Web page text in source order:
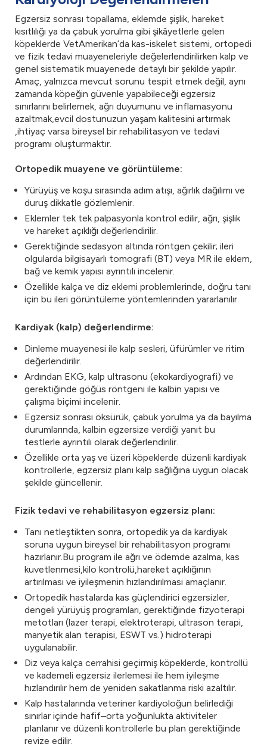
Egzersiz sonrası topallama, eklemde şişlik, hareket
kısıtlılığı ya da çabuk yorulma gibi şikâyetlerle gelen
köpeklerde VetAmerikan’da kas-iskelet sistemi, ortopedi
ve fizik tedavi muayeneleriyle değelerlendirilirken kalp ve
genel sistematik muayenede detaylı bir şekilde yapılır.
Amaç, yalnızca mevcut sorunu tespit etmek değil, aynı
zamanda köpeğin güvenle yapabileceği egzersiz
sınırlarını belirlemek, ağrı duyumunu ve inflamasyonu
azaltmak,evcil dostunuzun yaşam kalitesini artırmak
,ihtiyaç varsa bireysel bir rehabilitasyon ve tedavi
programı oluşturmaktır.
Ortopedik muayene ve görüntüleme:
Yürüyüş ve koşu sırasında adım atışı, ağırlık dağılımı ve
duruş dikkatle gözlemlenir.
Eklemler tek tek palpasyonla kontrol edilir, ağrı, şişlik
ve hareket açıklığı değerlendirilir.
Gerektiğinde sedasyon altında röntgen çekilir; ileri
olgularda bilgisayarlı tomografi (BT) veya MR ile eklem,
bağ ve kemik yapısı ayrıntılı incelenir.
Özellikle kalça ve diz eklemi problemlerinde, doğru tanı
için bu ileri görüntüleme yöntemlerinden yararlanılır.
Kardiyak (kalp) değerlendirme:
Dinleme muayenesi ile kalp sesleri, üfürümler ve ritim
değerlendirilir.
Ardından EKG, kalp ultrasonu (ekokardiyografi) ve
gerektiğinde göğüs röntgeni ile kalbin yapısı ve
çalışma biçimi incelenir.
Egzersiz sonrası öksürük, çabuk yorulma ya da bayılma
durumlarında, kalbin egzersize verdiği yanıt bu
testlerle ayrıntılı olarak değerlendirilir.
Özellikle orta yaş ve üzeri köpeklerde düzenli kardiyak
kontrollerle, egzersiz planı kalp sağlığına uygun olacak
şekilde güncellenir.
Fizik tedavi ve rehabilitasyon egzersiz planı:
Tanı netleştikten sonra, ortopedik ya da kardiyak
soruna uygun bireysel bir rehabilitasyon programı
hazırlanır.Bu program ile ağrı ve ödemde azalma, kas
kuvetlenmesi,kilo kontrolü,hareket açıklığının
artırılması ve iyileşmenin hızlandırılması amaçlanır.
Ortopedik hastalarda kas güçlendirici egzersizler,
dengeli yürüyüş programları, gerektiğinde fizyoterapi
metotları (lazer terapi, elektroterapi, ultrason terapi,
manyetik alan terapisi, ESWT vs.) hidroterapi
uygulanabilir.
Diz veya kalça cerrahisi geçirmiş köpeklerde, kontrollü
ve kademeli egzersiz ilerlemesi ile hem iyileşme
hızlandırılır hem de yeniden sakatlanma riski azaltılır.
Kalp hastalarında veteriner kardiyoloğun belirlediği
sınırlar içinde hafif–orta yoğunlukta aktiviteler
planlanır ve düzenli kontrollerle bu plan gerektiğinde
revize edilir.